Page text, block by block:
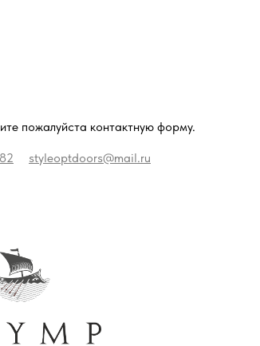
пожалуйста контактную форму.
styleoptdoors@mail.ru